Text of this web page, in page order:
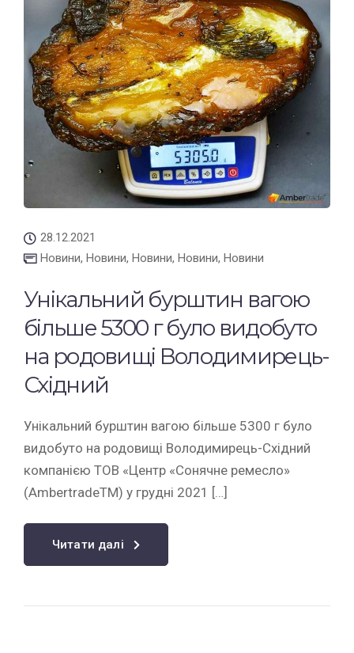
28.12.2021
Новини, Новини, Новини, Новини, Новини
Унікальний бурштин вагою
більше 5300 г було видобуто
на родовищі Володимирець-
Східний
Унікальний бурштин вагою більше 5300 г було
видобуто на родовищі Володимирець-Східний
компанією ТОВ «Центр «Сонячне ремесло»
(AmbertradeTM) у грудні 2021 […]
Читати далі